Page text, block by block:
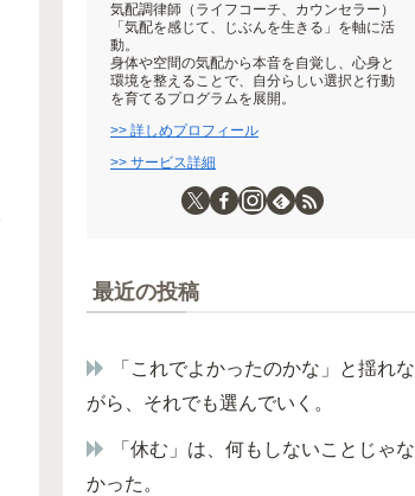
気配調律師（ライフコーチ、カウンセラー）
「気配を感じて、じぶんを生きる」を軸に活
動。
身体や空間の気配から本音を自覚し、心身と
環境を整えることで、自分らしい選択と行動
を育てるプログラムを展開。
>> 詳しめプロフィール
>> サービス詳細
最近の投稿
「これでよかったのかな」と揺れな
がら、それでも選んでいく。
「休む」は、何もしないことじゃな
かった。